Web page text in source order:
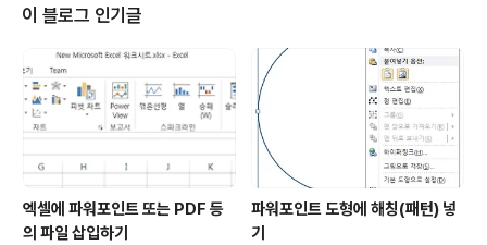
럭시S6의 외쪽의 음향버튼을 누르면 촬영이 됩니다.
이 블로그 인기글
엑셀에 파워포인트 또는 PDF 등
의 파일 삽입하기
파워포인트 도형에 해칭(패턴) 넣
기